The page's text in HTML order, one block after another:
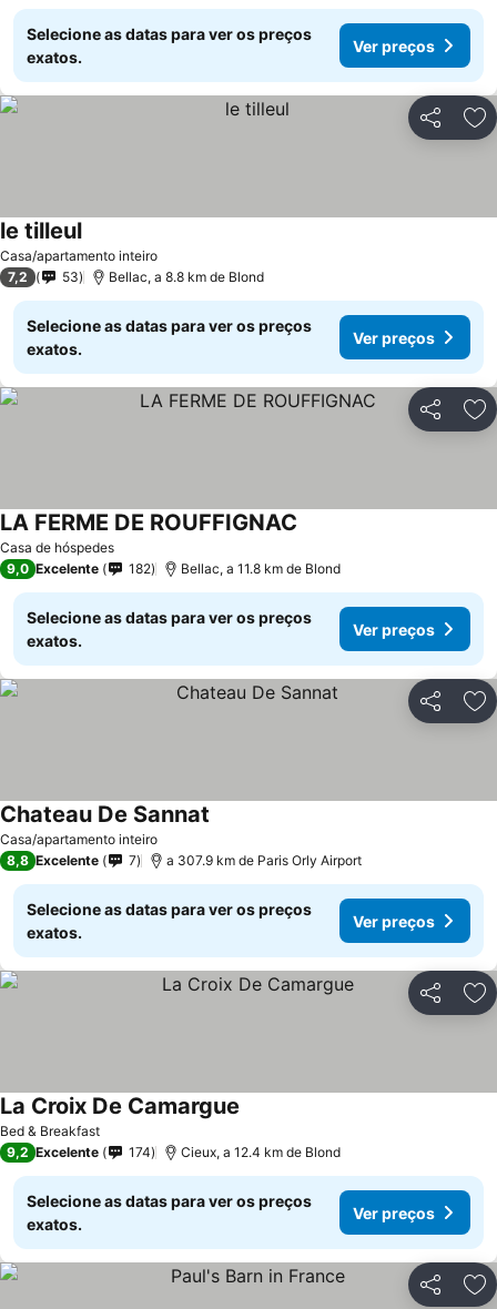
Selecione as datas para ver os preços
exatos.
Ver preços
Partilhar
Casa/apartamento inteiro
le tilleul
7,2 53 Bellac, a 8.8 km de Blond
Selecione as datas para ver os preços
exatos.
Ver preços
Partilhar
Casa de hóspedes
LA FERME DE ROUFFIGNAC
9,0 Excelente 182 Bellac, a 11.8 km de Blond
Selecione as datas para ver os preços
exatos.
Ver preços
Partilhar
Casa/apartamento inteiro
Chateau De Sannat
8,8 Excelente 7 a 307.9 km de Paris Orly Airport
Selecione as datas para ver os preços
exatos.
Ver preços
Partilhar
Bed & Breakfast
La Croix De Camargue
9,2 Excelente 174 Cieux, a 12.4 km de Blond
Selecione as datas para ver os preços
exatos.
Ver preços
Partilhar